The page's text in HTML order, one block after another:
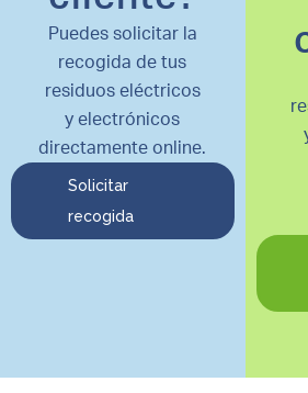
Puedes solicitar la
recogida de tus
residuos eléctricos
y electrónicos
directamente online.
Solicitar
recogida